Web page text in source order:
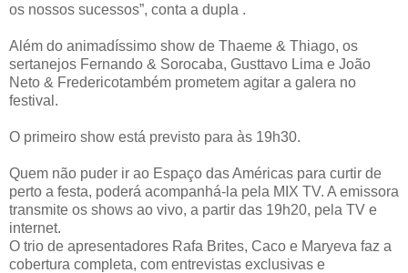
os nossos sucessos”, conta a dupla .
Além do animadíssimo show de Thaeme & Thiago, os
sertanejos Fernando & Sorocaba, Gusttavo Lima e João
Neto & Fredericotambém prometem agitar a galera no
festival.
O primeiro show está previsto para às 19h30.
Quem não puder ir ao Espaço das Américas para curtir de
perto a festa, poderá acompanhá-la pela MIX TV. A emissora
transmite os shows ao vivo, a partir das 19h20, pela TV e
internet.
O trio de apresentadores Rafa Brites, Caco e Maryeva faz a
cobertura completa, com entrevistas exclusivas e